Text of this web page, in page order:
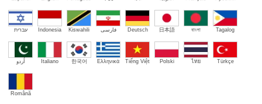
עברית Indonesia Kiswahili فارسی Deutsch 日本語 বাংলা Tagalog
اُردو Italiano 한국어 Ελληνικά Tiếng Việt Polski ไทย Türkçe
Română